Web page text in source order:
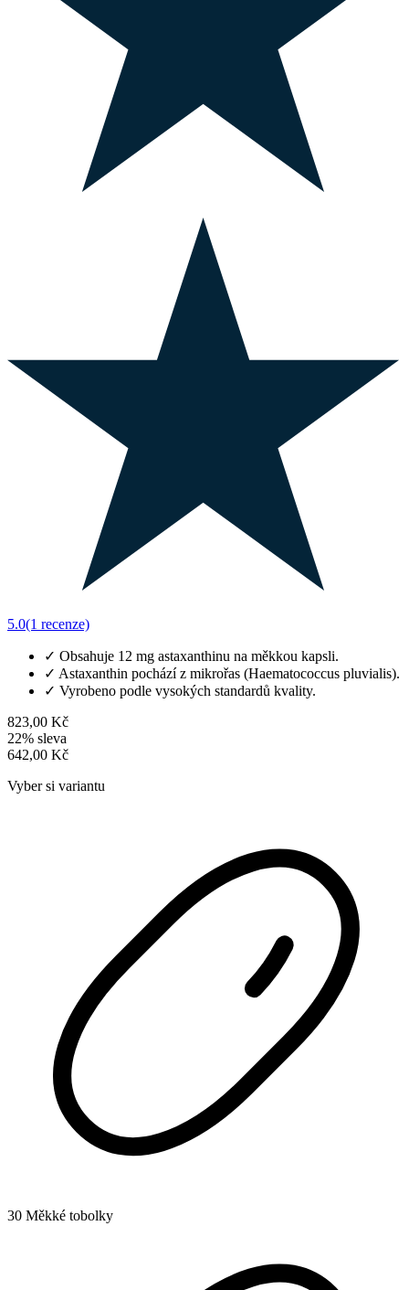
5.0(1 recenze)
✓ Obsahuje 12 mg astaxanthinu na měkkou kapsli.
✓ Astaxanthin pochází z mikrořas (Haematococcus pluvialis).
✓ Vyrobeno podle vysokých standardů kvality.
823,00 Kč
22% sleva
642,00 Kč
Vyber si variantu
30 Měkké tobolky